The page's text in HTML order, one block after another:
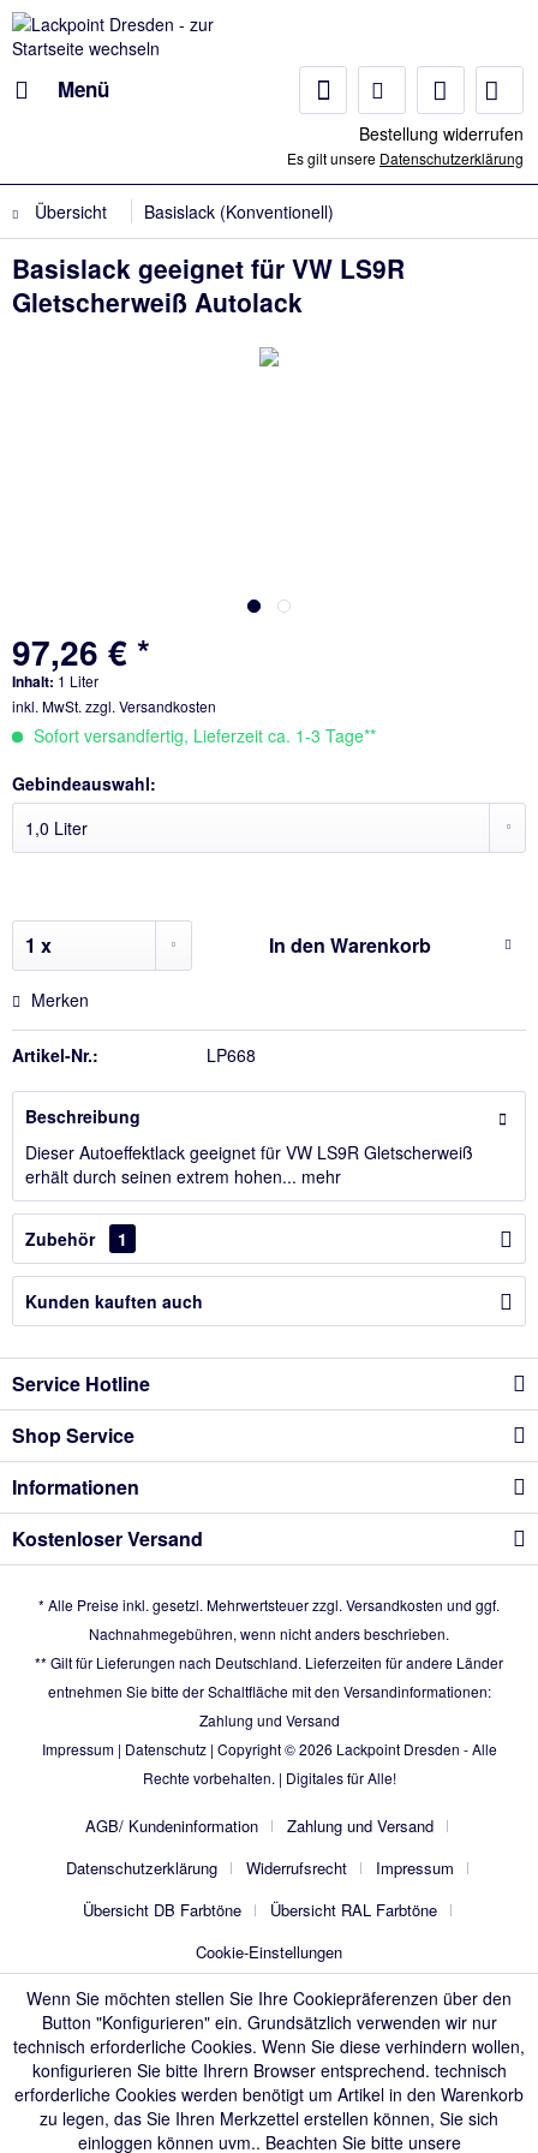
Menü
Bestellung widerrufen
Es gilt unsere Datenschutzerklärung
Übersicht Basislack (Konventionell)
Basislack geeignet für VW LS9R
Gletscherweiß Autolack
97,26 € *
Inhalt: 1 Liter
inkl. MwSt. zzgl. Versandkosten
Sofort versandfertig, Lieferzeit ca. 1-3 Tage**
Gebindeauswahl:
In den Warenkorb
Merken
Artikel-Nr.: LP668
Beschreibung
Dieser Autoeffektlack geeignet für VW LS9R Gletscherweiß
erhält durch seinen extrem hohen... mehr
Zubehör 1
Kunden kauften auch
Service Hotline
Shop Service
Informationen
Kostenloser Versand
* Alle Preise inkl. gesetzl. Mehrwertsteuer zzgl. Versandkosten und ggf.
Nachnahmegebühren, wenn nicht anders beschrieben.
** Gilt für Lieferungen nach Deutschland. Lieferzeiten für andere Länder
entnehmen Sie bitte der Schaltfläche mit den Versandinformationen:
Zahlung und Versand
Impressum| Datenschutz| Copyright © 2026 Lackpoint Dresden - Alle
Rechte vorbehalten. | Digitales für Alle!
AGB/ Kundeninformation
Zahlung und Versand
Datenschutzerklärung
Widerrufsrecht
Impressum
Übersicht DB Farbtöne
Übersicht RAL Farbtöne
Cookie-Einstellungen
Wenn Sie möchten stellen Sie Ihre Cookiepräferenzen über den
Button "Konfigurieren" ein. Grundsätzlich verwenden wir nur
technisch erforderliche Cookies. Wenn Sie diese verhindern wollen,
konfigurieren Sie bitte Ihrern Browser entsprechend. technisch
erforderliche Cookies werden benötigt um Artikel in den Warenkorb
zu legen, das Sie Ihren Merkzettel erstellen können, Sie sich
einloggen können uvm.. Beachten Sie bitte unsere